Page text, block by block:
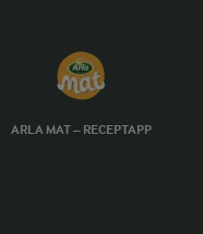
ARLA MAT – RECEPTAPP